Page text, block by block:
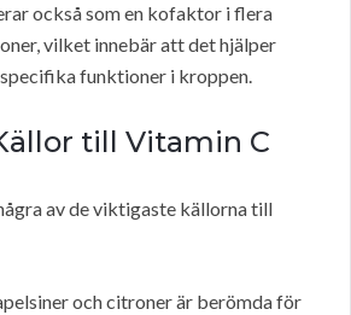
också som en kofaktor i flera
vilket innebär att det hjälper
funktioner i kroppen.
till Vitamin C
av de viktigaste källorna till
och citroner är berömda för